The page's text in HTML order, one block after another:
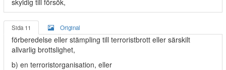
skyldig till försök,
Sida 11 Original
förberedelse eller stämpling till terroristbrott eller särskilt
allvarlig brottslighet,
b) en terroristorganisation, eller